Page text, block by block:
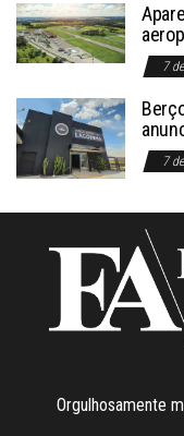
7
7
Orgulhosamente